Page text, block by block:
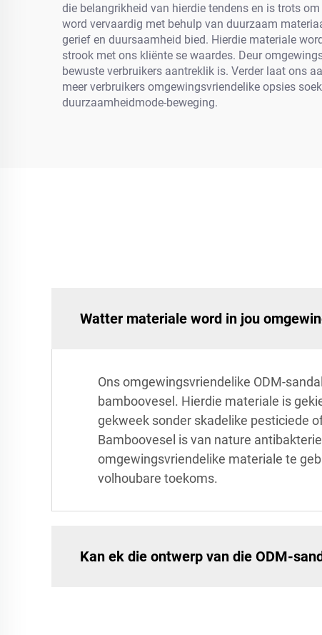
die belangrikheid van hierdie tendens en is trots
word vervaardig met behulp van duurzaam
gerief en duursaamheid bied. Hierdie materiale
strook met ons kliënte se waardes. Deur
bewuste verbruikers aantreklik is. Verder laat ons
meer verbruikers omgewingsvriendelike opsies
duurzaamheidmode-beweging.
Watter materiale word in jou
Ons omgewingsvriendelike ODM-
bamboovesel. Hierdie materiale is
gekweek sonder skadelike pesticiede
Bamboovesel is van nature
omgewingsvriendelike materiale te
volhoubare toekoms.
Kan ek die ontwerp van die ODM-